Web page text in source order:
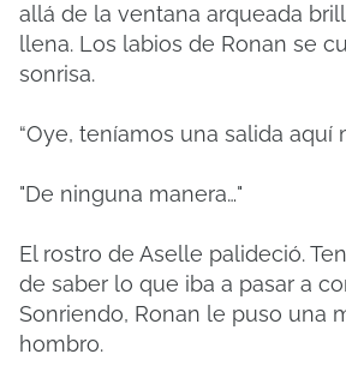
allá de la ventana arqueada
llena. Los labios de Ronan se
sonrisa.
“Oye, teníamos una salida aquí
"De ninguna manera…"
El rostro de Aselle palideció.
de saber lo que iba a pasar a
Sonriendo, Ronan le puso una
hombro.